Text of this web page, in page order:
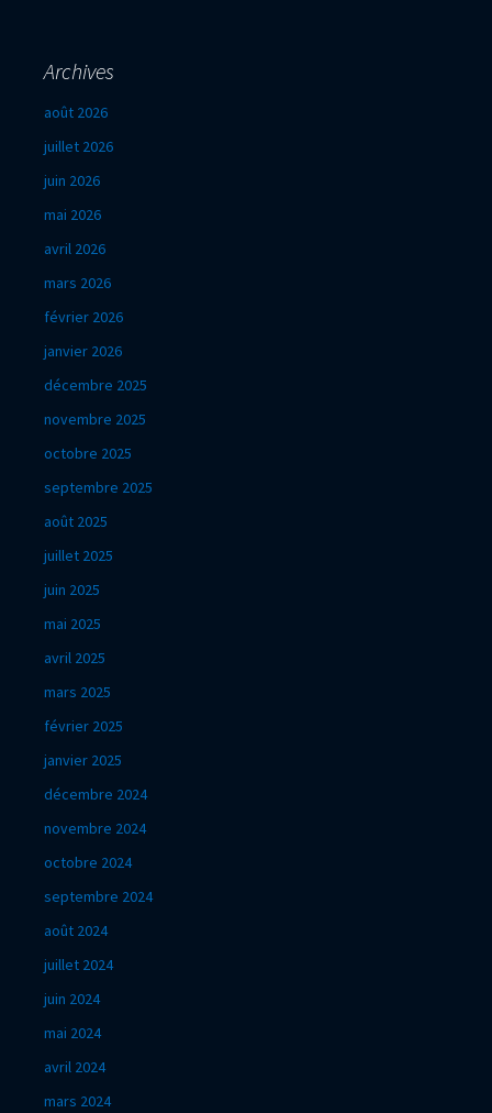
Archives
août 2026
juillet 2026
juin 2026
mai 2026
avril 2026
mars 2026
février 2026
janvier 2026
décembre 2025
novembre 2025
octobre 2025
septembre 2025
août 2025
juillet 2025
juin 2025
mai 2025
avril 2025
mars 2025
février 2025
janvier 2025
décembre 2024
novembre 2024
octobre 2024
septembre 2024
août 2024
juillet 2024
juin 2024
mai 2024
avril 2024
mars 2024